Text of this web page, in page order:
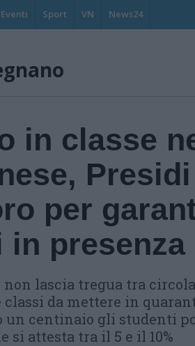
Eventi Sport VN News24
in classe
per
in presenza
non lascia tregua tra
classi da mettere in
un centinaio gli studenti
si attesta tra il 5 e il 10%